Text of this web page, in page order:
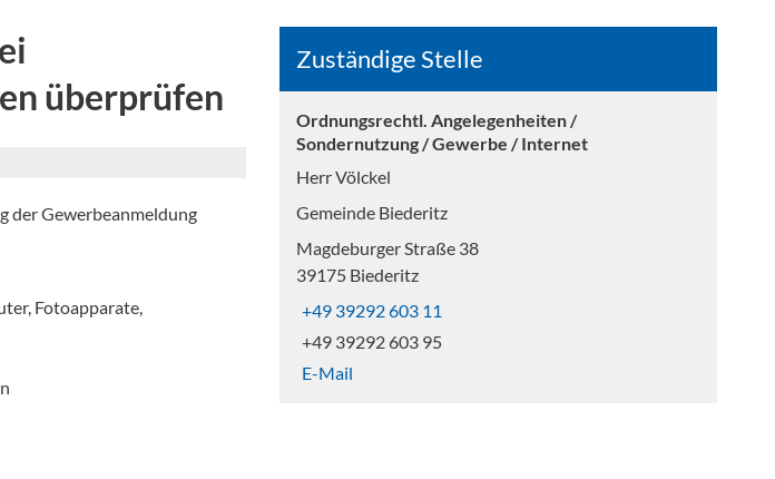
überprüfen
der Gewerbeanmeldung
Fotoapparate,
Zuständige Stelle
Ordnungsrechtl. Angelegenheiten /
Sondernutzung / Gewerbe / Internet
Herr Völckel
Gemeinde Biederitz
Magdeburger Straße 38
39175 Biederitz
+49 39292 603 11
+49 39292 603 95
E-Mail